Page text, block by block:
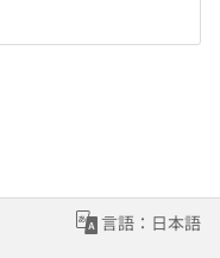
言語：日本語